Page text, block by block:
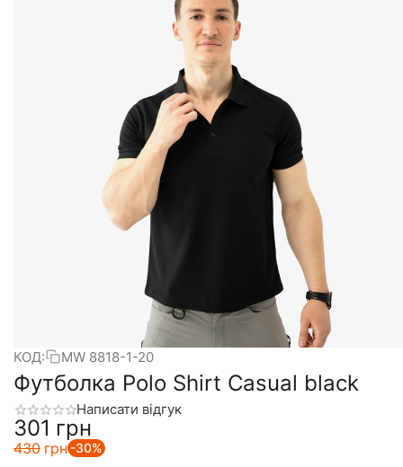
КОД: MW 8818-1-20
Футболка Polo Shirt Casual black
Написати відгук
‍301‍ грн
‍430‍ грн -30%